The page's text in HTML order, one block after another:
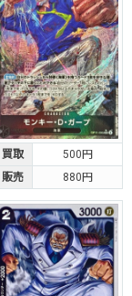
買取
500円
販売 880円